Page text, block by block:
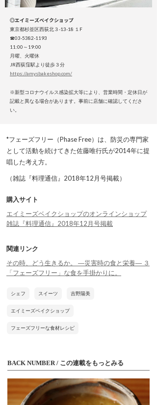
◎エイミーズベイクショップ
東京都杉並区西荻北３-13-18 １F
☎03-5382-1193
11:00～19:00
月曜、火曜休
JR西荻窪駅より徒歩３分
https://amysbakeshop.com/
※新型コロナウイルス感染拡大等により、営業時間・定休日が
記載と異なる場合があります。事前に店舗に確認してくださ
い。
*フェーズフリー（Phase Free）は、防災の専門家
として活動を続けてきた佐藤唯行氏が2014年に提
唱した考え方。
（雑誌『料理通信』2018年12月号掲載）
購入サイト
エイミーズベイクショップのオンラインショップ
雑誌『料理通信』2018年12月号掲載
関連リンク
その時、どう生きるか。 ―災害時の食と栄養― ３
「フェーズフリー」な食を手掛かりに。
シェフ スイーツ 吉野陽美
エイミーズベイクショップ
フェーズフリーな食材レシピ
BACK NUMBER / この連載をもっとみる